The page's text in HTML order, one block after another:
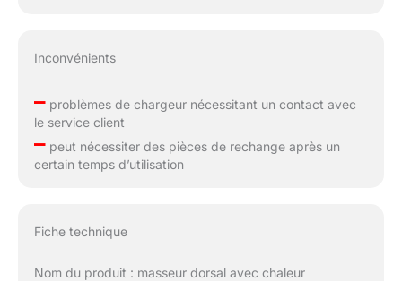
Inconvénients
–problèmes de chargeur nécessitant un contact avec
le service client
–peut nécessiter des pièces de rechange après un
certain temps d’utilisation
Fiche technique
Nom du produit : masseur dorsal avec chaleur